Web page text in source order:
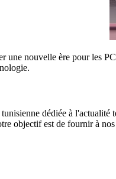
une nouvelle ère pour les
dédiée à
objectif est de fournir à